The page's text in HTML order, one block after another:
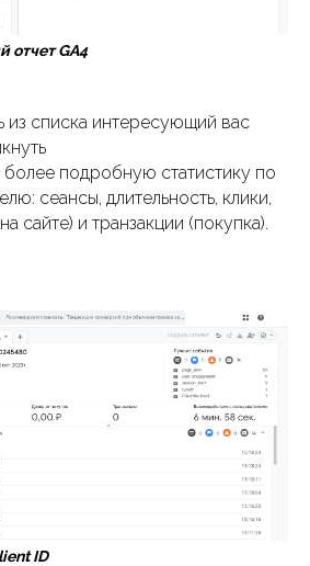
отчет GA4
списка интересующий вас
более подробную статистику по
сеансы, длительность, клики,
сайте) и транзакции (покупка).
ID